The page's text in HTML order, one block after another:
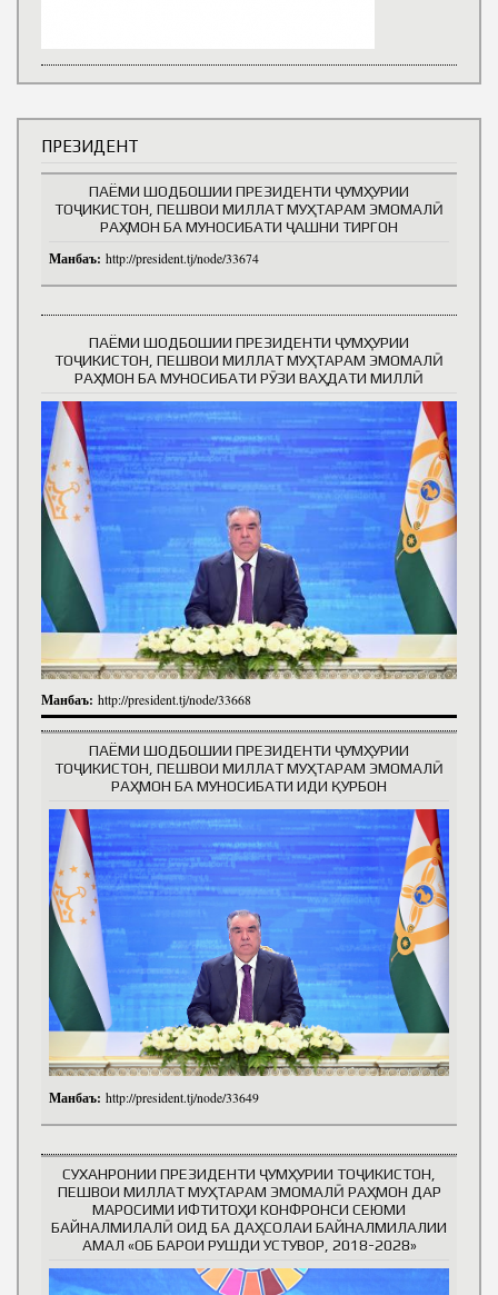
ПРЕЗИДЕНТ
ПАЁМИ ШОДБОШИИ ПРЕЗИДЕНТИ ҶУМҲУРИИ
ТОҶИКИСТОН, ПЕШВОИ МИЛЛАТ МУҲТАРАМ ЭМОМАЛӢ
РАҲМОН БА МУНОСИБАТИ ҶАШНИ ТИРГОН
Манбаъ: http://president.tj/node/33674
ПАЁМИ ШОДБОШИИ ПРЕЗИДЕНТИ ҶУМҲУРИИ
ТОҶИКИСТОН, ПЕШВОИ МИЛЛАТ МУҲТАРАМ ЭМОМАЛӢ
РАҲМОН БА МУНОСИБАТИ РӮЗИ ВАҲДАТИ МИЛЛӢ
Манбаъ: http://president.tj/node/33668
ПАЁМИ ШОДБОШИИ ПРЕЗИДЕНТИ ҶУМҲУРИИ
ТОҶИКИСТОН, ПЕШВОИ МИЛЛАТ МУҲТАРАМ ЭМОМАЛӢ
РАҲМОН БА МУНОСИБАТИ ИДИ ҚУРБОН
Манбаъ: http://president.tj/node/33649
СУХАНРОНИИ ПРЕЗИДЕНТИ ҶУМҲУРИИ ТОҶИКИСТОН,
ПЕШВОИ МИЛЛАТ МУҲТАРАМ ЭМОМАЛӢ РАҲМОН ДАР
МАРОСИМИ ИФТИТОҲИ КОНФРОНСИ СЕЮМИ
БАЙНАЛМИЛАЛӢ ОИД БА ДАҲСОЛАИ БАЙНАЛМИЛАЛИИ
АМАЛ «ОБ БАРОИ РУШДИ УСТУВОР, 2018-2028»